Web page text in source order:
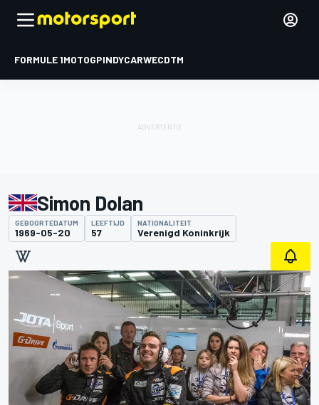
FORMULE 1MOTOGPINDYCARWECDTM
Simon Dolan
GEBOORTEDATUM
1969-05-20
LEEFTIJD
57
NATIONALITEIT
Verenigd Koninkrijk